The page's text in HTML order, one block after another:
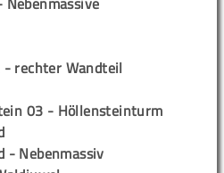
rechter Wandteil
03 - Höllensteinturm
- Nebenmassiv